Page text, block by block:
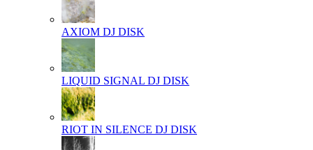
AXIOM DJ DISK
LIQUID SIGNAL DJ DISK
RIOT IN SILENCE DJ DISK